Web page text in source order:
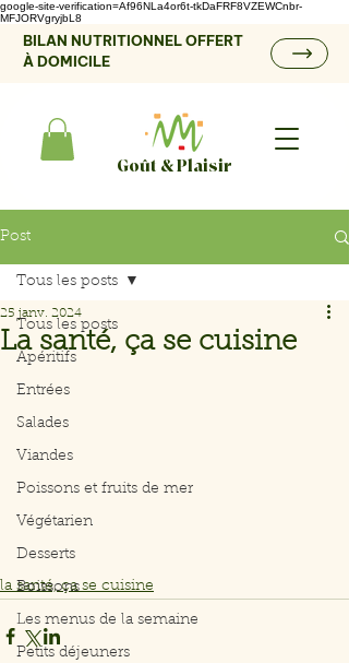
google-site-verification=Af96NLa4or6t-tkDaFRF8VZEWCnbr-
MFJORVgryjbL8
BILAN NUTRITIONNEL OFFERT
À DOMICILE
Goût & Plaisir
Post
Tous les posts
Apéritifs
Entrées
Salades
Viandes
Poissons et fruits de mer
Végétarien
Desserts
Boissons
Les menus de la semaine
Petits déjeuners
Tous les posts
La santé, ça se cuisine
25 janv. 2024
la santé, ça se cuisine